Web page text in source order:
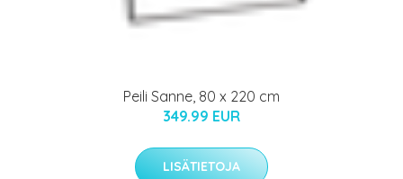
Peili Sanne, 80 x 220 cm
349.99 EUR
LISÄTIETOJA